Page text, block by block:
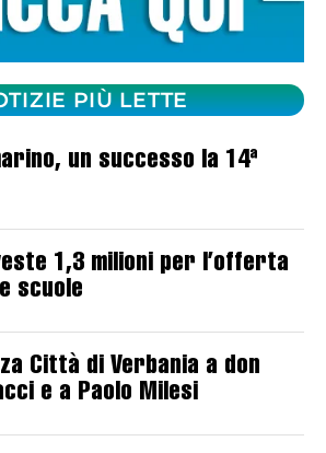
PIÙ LETTE
un successo la 14ª
1,3 milioni per l’offerta
scuole
Città di Verbania a don
e a Paolo Milesi